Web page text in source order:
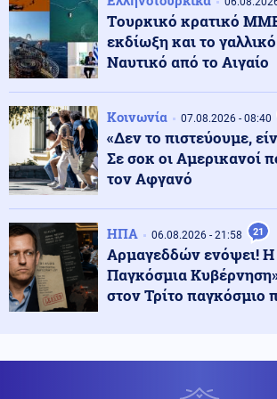
Χάντερ Μπάιντεν για Τζο: Ο
έχει κάνει μετάσταση στα οστά
Κόσμος
στην Αγγλία
Τεχνολογία 08.08.2026 - 13:00
Τι φέρνει η επόμενη γενιά δικτύων
Ελλάδα και οι προκλήσεις
Κοινωνία 08.08.2026 - 12:57
Μυστράς: «Δεν ήταν οικονομικά τα
δικηγόρος του 55χρονου
Ρωσία 08.08.2026 - 12:55
Tουρκικό κρατικό
εκδίωξη και το
Ναυτικό από το Αιγαίο
Κοινωνία 07.08.2026 - 08:40
«Δεν το πιστεύουμε,
Σε σοκ οι Αμερικανοί
τον Αφγανό
ΗΠΑ 06.08.2026 - 21:58 21
Αρμαγεδδών ενόψει!
Παγκόσμια
στον Τρίτο παγκόσμιο